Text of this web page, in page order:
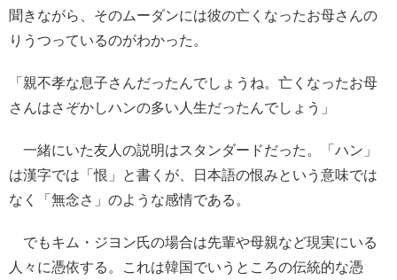
聞きながら、そのムーダンには彼の亡くなったお母さんの
りうつっているのがわかった。
「親不孝な息子さんだったんでしょうね。亡くなったお母
さんはさぞかしハンの多い人生だったんでしょう」
一緒にいた友人の説明はスタンダードだった。「ハン」
は漢字では「恨」と書くが、日本語の恨みという意味では
なく「無念さ」のような感情である。
でもキム・ジヨン氏の場合は先輩や母親など現実にいる
人々に憑依する。これは韓国でいうところの伝統的な憑